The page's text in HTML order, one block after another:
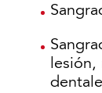
lesión,